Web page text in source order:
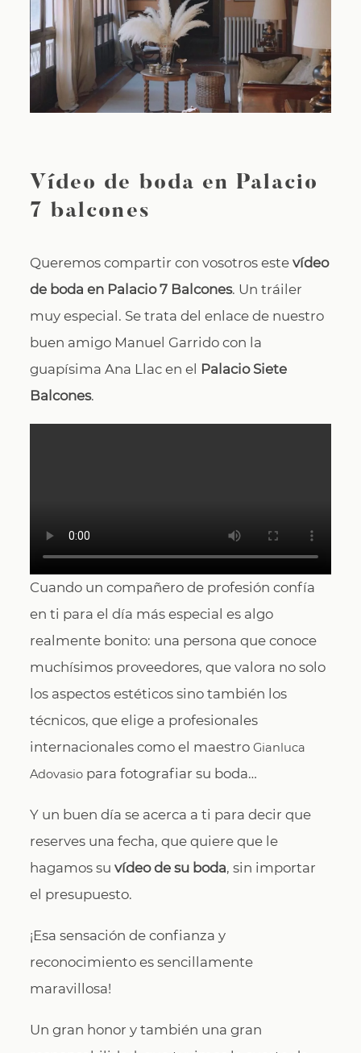
CONTACTO
Vídeo de boda en Palacio
7 balcones
Queremos compartir con vosotros estevídeo
de boda en Palacio 7 Balcones. Un tráiler
muy especial. Se trata del enlace de nuestro
buen amigo Manuel Garrido con la
guapísima Ana Llac en el Palacio Siete
Balcones.
Cuando un compañero de profesión confía
en ti para el día más especial es algo
realmente bonito: una persona que conoce
muchísimos proveedores, que valora no solo
los aspectos estéticos sino también los
técnicos, que elige a profesionales
internacionales como el maestroGianluca
Adovasio para fotografiar su boda…
Y un buen día se acerca a ti para decir que
reserves una fecha, que quiere que le
hagamos suvídeo de su boda, sin importar
el presupuesto.
¡Esa sensación de confianza y
reconocimiento es sencillamente
maravillosa!
Un gran honor y también una gran